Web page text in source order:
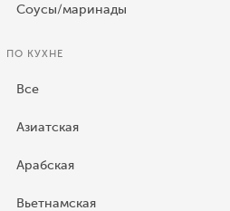
Соусы/маринады
ПО КУХНЕ
Все
Азиатская
Арабская
Вьетнамская